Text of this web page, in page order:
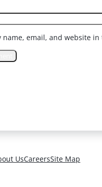
name, email, and website
UsCareersSite Map